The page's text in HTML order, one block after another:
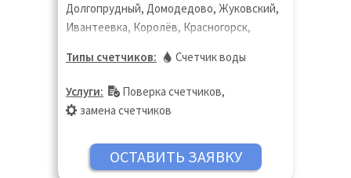
Долгопрудный, Домодедово, Жуковский,
Ивантеевка, Королёв, Красногорск,
Ногинск, Одинцово, Пушкино, Раменское,
Реутов, Фрязино, Химки, Щёлково,
Электросталь
Типы счетчиков: Счетчик воды
Услуги: Поверка счетчиков,
замена счетчиков